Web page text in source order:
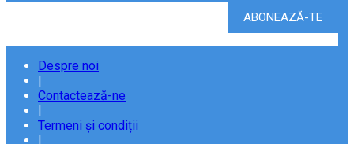
Despre noi
|
Contactează-ne
|
Termeni și condiții
|